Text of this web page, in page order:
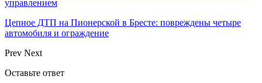
управлением
Цепное ДТП на Пионерской в Бресте: повреждены четыре
автомобиля и ограждение
Prev Next
Оставьте ответ